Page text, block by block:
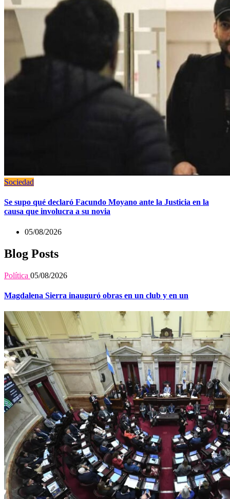
Sociedad
Se supo qué declaró Facundo Moyano ante la Justicia en la
causa que involucra a su novia
05/08/2026
Blog Posts
Política 05/08/2026
Magdalena Sierra inauguró obras en un club y en un